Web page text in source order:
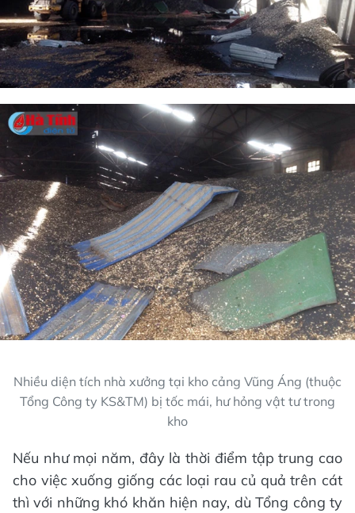
Nhiều diện tích nhà xưởng tại kho cảng Vũng Áng (thuộc
Tổng Công ty KS&TM) bị tốc mái, hư hỏng vật tư trong
kho
Nếu như mọi năm, đây là thời điểm tập trung cao
cho việc xuống giống các loại rau củ quả trên cát
thì với những khó khăn hiện nay, dù Tổng công ty